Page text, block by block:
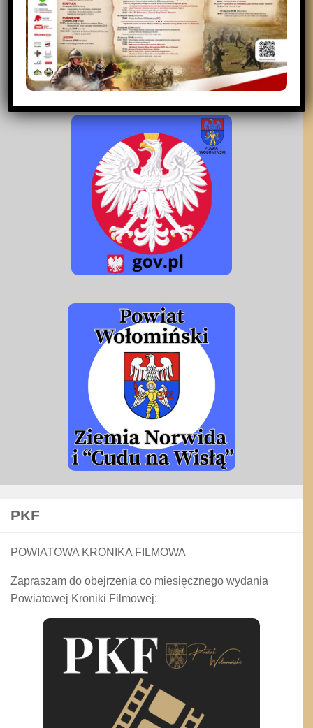
PKF
POWIATOWA KRONIKA FILMOWA
Zapraszam do obejrzenia co miesięcznego wydania
Powiatowej Kroniki Filmowej: